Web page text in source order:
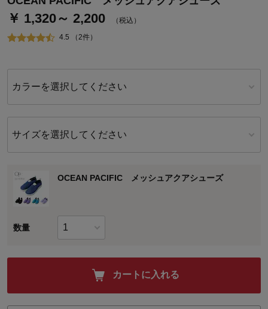
￥ 1,320～ 2,200 （税込）
4.5 （2件）
カラーを選択してください
サイズを選択してください
OCEAN PACIFIC メッシュアクアシューズ
数量
カートに入れる